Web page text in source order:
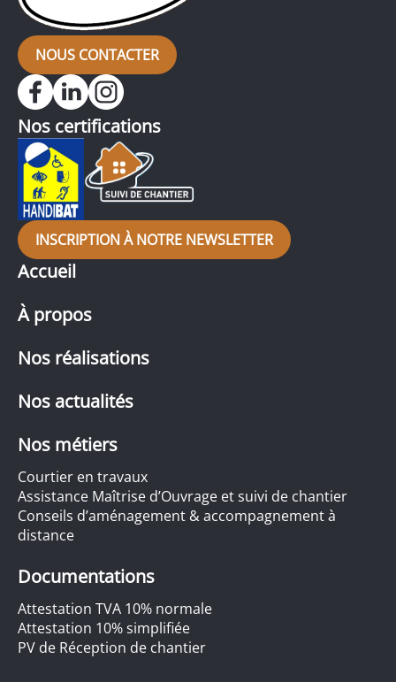
NOUS CONTACTER
Accueil
À propos
Nos réalisations
Nos actualités
Nos métiers
Courtier en travaux
Assistance Maîtrise d’Ouvrage et suivi de chantier
Conseils d’aménagement & accompagnement à
distance
Documentations
Attestation TVA 10% normale
Attestation 10% simplifiée
PV de Réception de chantier
Nos certifications
INSCRIPTION À NOTRE NEWSLETTER